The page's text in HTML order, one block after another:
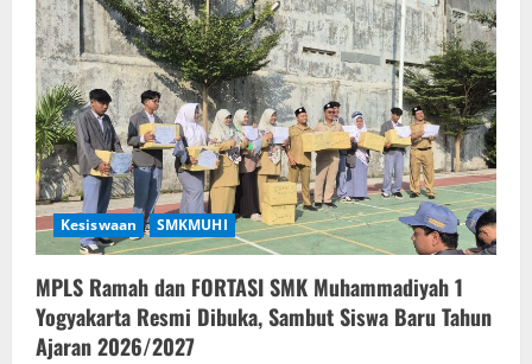
Kesiswaan SMKMUHI
MPLS Ramah dan FORTASI SMK Muhammadiyah 1
Yogyakarta Resmi Dibuka, Sambut Siswa Baru Tahun
Ajaran 2026/2027